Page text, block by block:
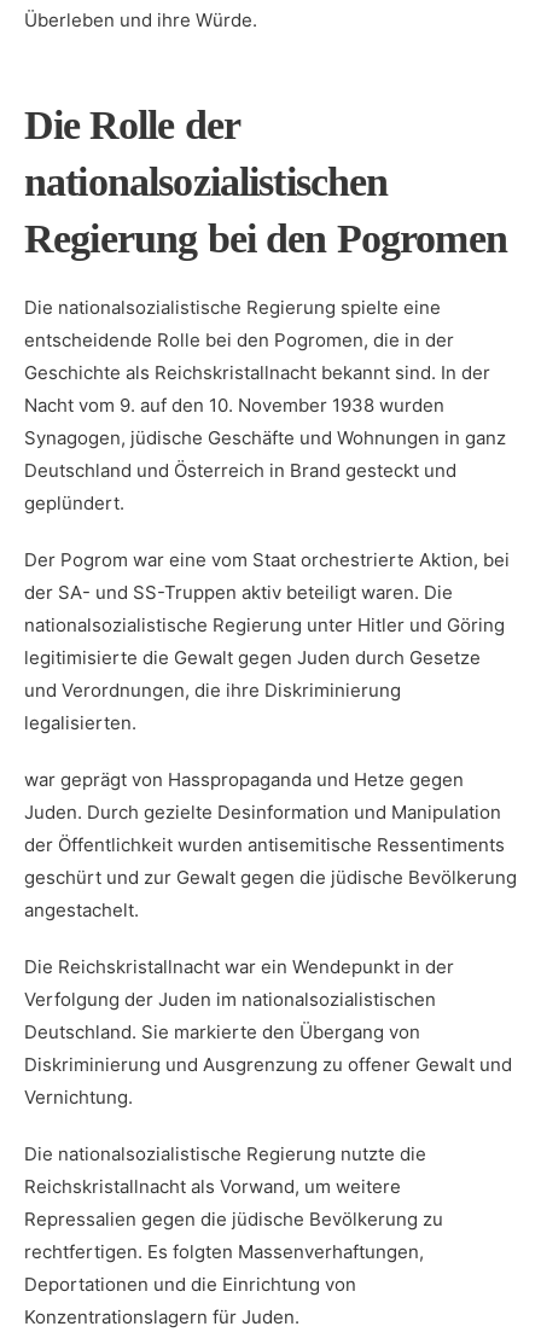
Überleben und ihre⁤ Würde.
Die ⁢Rolle‌ der
nationalsozialistischen
Regierung bei ‍den Pogromen
Die nationalsozialistische Regierung⁣ spielte eine
entscheidende Rolle bei den Pogromen, die in der
Geschichte als Reichskristallnacht bekannt sind. ⁢In der
Nacht vom 9. auf den 10. November 1938 wurden
Synagogen, jüdische Geschäfte und‍ Wohnungen⁣ in ‌ganz
Deutschland und Österreich in⁣ Brand gesteckt und
geplündert.
Der Pogrom war eine vom Staat orchestrierte Aktion, bei
der SA-⁢ und SS-Truppen⁣ aktiv ⁣beteiligt‍ waren. Die⁣
nationalsozialistische Regierung unter Hitler und Göring
legitimisierte die Gewalt gegen Juden durch Gesetze
und Verordnungen, die ihre​ Diskriminierung
legalisierten.
war geprägt‌ von Hasspropaganda und ⁢Hetze gegen
Juden. Durch ⁤gezielte Desinformation und ⁤Manipulation
⁤der Öffentlichkeit wurden antisemitische Ressentiments
geschürt und zur Gewalt⁣ gegen⁢ die jüdische Bevölkerung
angestachelt.
Die Reichskristallnacht war ein Wendepunkt in der ​
Verfolgung der Juden im nationalsozialistischen
Deutschland. Sie markierte den Übergang von
Diskriminierung und Ausgrenzung zu offener Gewalt und
Vernichtung.
Die nationalsozialistische Regierung nutzte die
Reichskristallnacht als Vorwand, um weitere
Repressalien gegen die jüdische Bevölkerung zu‌
rechtfertigen. Es folgten Massenverhaftungen,​
Deportationen und die Einrichtung von
Konzentrationslagern für Juden.